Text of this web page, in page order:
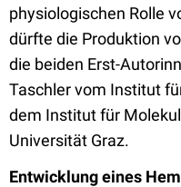
physiologischen Rolle
dürfte die Produktion
die beiden Erst-
Taschler vom Institut
dem Institut für
Universität Graz.
Entwicklung eines